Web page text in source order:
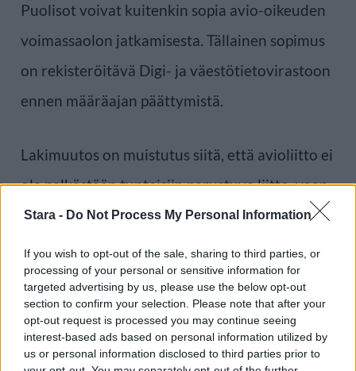
Stara - Do Not Process My Personal Information
If you wish to opt-out of the sale, sharing to third parties, or
processing of your personal or sensitive information for
targeted advertising by us, please use the below opt-out
section to confirm your selection. Please note that after your
opt-out request is processed you may continue seeing
interest-based ads based on personal information utilized by
us or personal information disclosed to third parties prior to
Puolisot voivat kuitenkin sopia avio-oikeuden
voimassaolon jatkamisesta. Tällainen sopimus
on rekisteröitävä Digi- ja väestötietovirastoon
ennen määräajan päättymistä.
Lakimuutos on muistutus siitä, että avioliitto ei
ole pelkästään tunteisiin perustuva liitto, vaan
myös merkittävä oikeudellinen sopimus. Siksi
tulevaisuuteen varautuminen kannattaa
aloittaa jo silloin, kun kaikki on hyvin.
Lähde:Digi- ja väestötietovirasto